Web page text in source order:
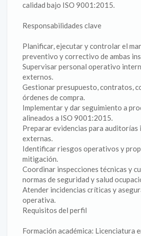
calidad bajo ISO 9001:2015.
Responsabilidades clave
Planificar, ejecutar y controlar el
preventivo y correctivo de ambas
Supervisar personal operativo
externos.
Gestionar presupuesto, contratos,
órdenes de compra.
Implementar y dar seguimiento a
alineados a ISO 9001:2015.
Preparar evidencias para auditorías
externas.
Identificar riesgos operativos y
mitigación.
Coordinar inspecciones técnicas y
normas de seguridad y salud
Atender incidencias críticas y
operativa.
Requisitos del perfil
Formación académica: Licenciatura